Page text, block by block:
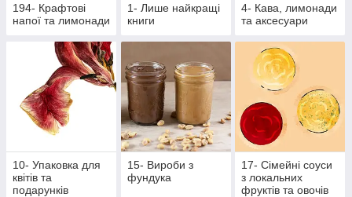
194- Крафтові
напої та лимонади
1- Лише найкращі
книги
4- Кава, лимонади
та аксесуари
10- Упаковка для
квітів та
подарунків
15- Вироби з
фундука
17- Сімейні соуси
з локальних
фруктів та овочів